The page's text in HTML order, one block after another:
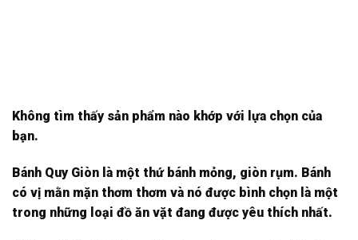
Không tìm thấy sản phẩm nào khớp với lựa chọn của
bạn.
Bánh Quy Giòn là một thứ bánh mỏng, giòn rụm. Bánh
có vị mằn mặn thơm thơm và nó được bình chọn là một
trong những loại đồ ăn vặt đang được yêu thích nhất.